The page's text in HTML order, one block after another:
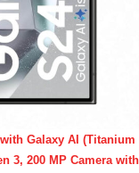
Galaxy AI (Titanium
3, 200 MP Camera with